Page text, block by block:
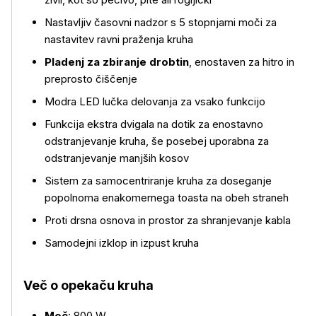
Več o izdelku
Nastavljiv časovni nadzor s 5 stopnjami moči za
nastavitev ravni praženja kruha
Pladenj za zbiranje drobtin, enostaven za hitro in
preprosto čiščenje
Modra LED lučka delovanja za vsako funkcijo
Funkcija ekstra dvigala na dotik za enostavno
odstranjevanje kruha, še posebej uporabna za
odstranjevanje manjših kosov
Sistem za samocentriranje kruha za doseganje
popolnoma enakomernega toasta na obeh straneh
Proti drsna osnova in prostor za shranjevanje kabla
Samodejni izklop in izpust kruha
Več o opekaču kruha